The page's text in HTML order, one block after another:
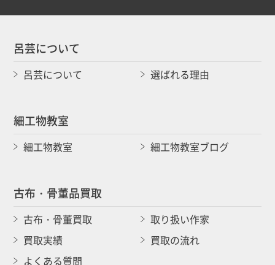
呂芸について
呂芸について 選ばれる理由
細工物教室
細工物教室 細工物教室ブログ
古布・骨董品買取
古布・骨董買取
取り扱い作家
買取実績
買取の流れ
よくある質問